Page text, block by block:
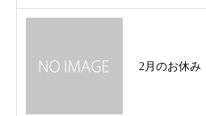
2月のお休み